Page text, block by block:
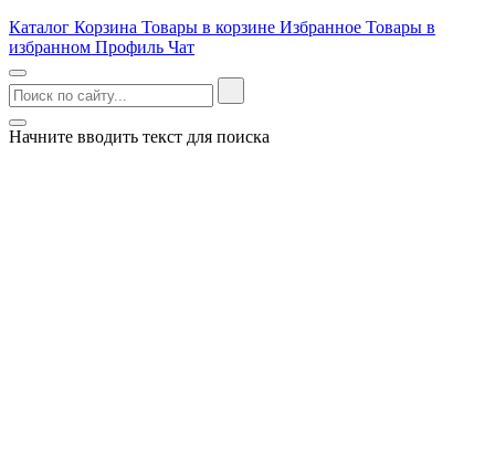
Каталог Корзина Товары в корзине Избранное Товары в
избранном Профиль Чат
Начните вводить текст для поиска